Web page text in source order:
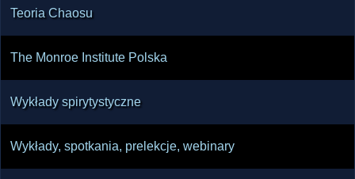
Teoria Chaosu
The Monroe Institute Polska
Wykłady spirytystyczne
Wykłady, spotkania, prelekcje, webinary